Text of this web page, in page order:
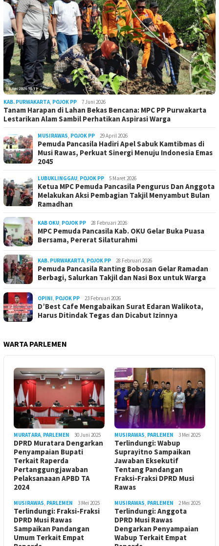
KAB. PURWAKARTA, POJOK PP 7 Juni 2026
Tanam Harapan di Lahan Bekas Bencana: MPC PP Purwakarta
Lestarikan Alam Sambil Perhatikan Aspirasi Warga
MUSIRAWAS, POJOK PP 29 April 2026
Pemuda Pancasila Hadiri Apel Sabuk Kamtibmas di
Musi Rawas, Perkuat Sinergi Menuju Indonesia Emas
2045
LUBUKLINGGAU, POJOK PP 5 Maret 2026
Ketua MPC Pemuda Pancasila Pengurus Dan Anggota
Melakukan Aksi Pembagian Takjil Menyambut Bulan
Ramadhan
KAB OKU, POJOK PP 28 Februari 2026
MPC Pemuda Pancasila Kab. OKU Gelar Buka Puasa
Bersama, Pererat Silaturahmi
KAB. PURWAKARTA, POJOK PP 28 Februari 2026
Pemuda Pancasila Ranting Bobosan Gelar Ramadan
Berbagi, Salurkan Takjil dan Nasi Box untuk Warga
OPINI, POJOK PP 23 Februari 2026
D’Best Cafe Mengabaikan Surat Edaran Walikota,
Harus Ditindak Tegas dan Dicabut Izinnya
WARTA PARLEMEN
MURATARA, PARLEMEN 30 Juni 2025
DPRD Muratara Dengarkan
Penyampaian Bupati
Terkait Raperda
Pertanggungjawaban
Pelaksanaaan APBD TA
2024
MUSIRAWAS, PARLEMEN 3 Mei 2025
Terlindungi: Wabup
Suprayitno Sampaikan
Jawaban Eksekutif
Tentang Pandangan
Fraksi-Fraksi DPRD Musi
Rawas
MUSIRAWAS, PARLEMEN 3 Mei 2025
Terlindungi: Fraksi-Fraksi
DPRD Musi Rawas
Sampaikan Pandangan
Umum Terkait Empat
MUSIRAWAS, PARLEMEN 2 Mei 2025
Terlindungi: Anggota
DPRD Musi Rawas
Dengarkan Penyampaian
Wabup Terkait Empat